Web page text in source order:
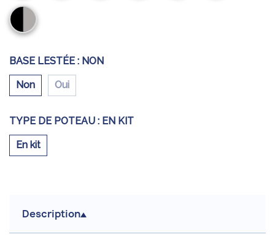
Gris/Noir
BASE LESTÉE : NON
Non Oui
TYPE DE POTEAU : EN KIT
En kit
Description